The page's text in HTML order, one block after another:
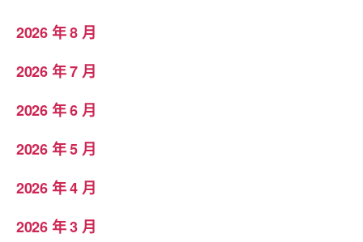
2026 年 8 月
2026 年 7 月
2026 年 6 月
2026 年 5 月
2026 年 4 月
2026 年 3 月